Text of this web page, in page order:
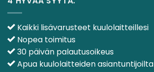
Kaikki lisävarusteet kuulolaitteillesi
Nopea toimitus
30 päivän palautusoikeus
Apua kuulolaitteiden asiantuntijoilta